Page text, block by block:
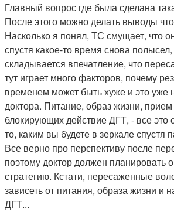
Главный вопрос где была сделана
После этого можно делать выводы
Насколько я понял, ТС смущает, что
спустя какое-то время снова полысел,
складывается впечатление, что
тут играет много факторов, почему
временем может быть хуже и это уже
доктора. Питание, образ жизни,
блокирующих действие ДГТ, - все это
то, каким вы будете в зеркале спустя
Все верно про перспективу после
поэтому доктор должен планировать
стратегию. Кстати, пересаженные
зависеть от питания, образа жизни и
ДГТ...